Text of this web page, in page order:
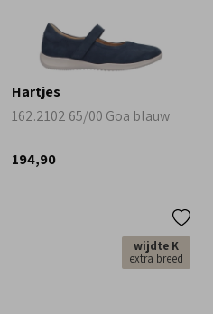
Hartjes
162.2102 65/00 Goa blauw
194,90
wijdte K
extra breed